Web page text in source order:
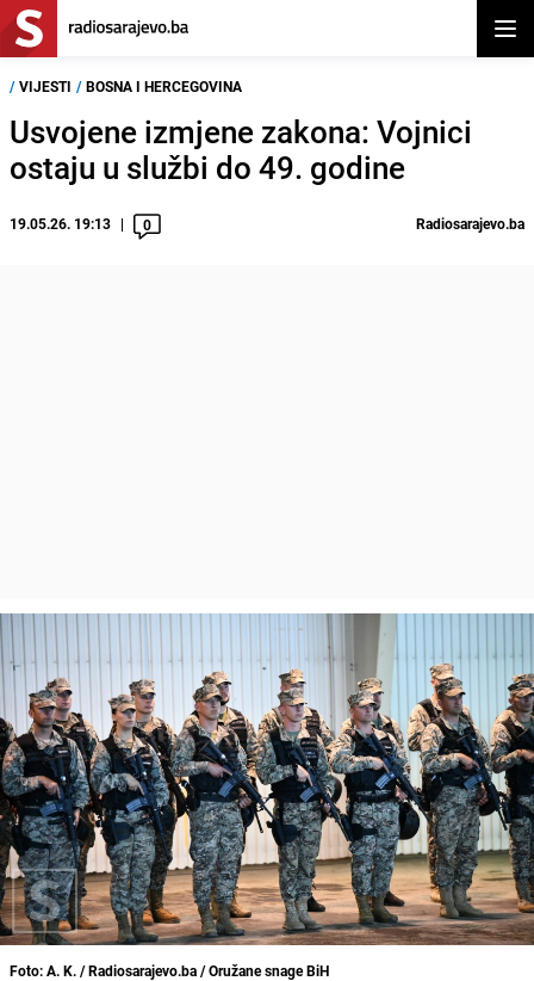
/ VIJESTI / BOSNA I HERCEGOVINA
Usvojene izmjene zakona: Vojnici
ostaju u službi do 49. godine
19.05.26. 19:13 0 Radiosarajevo.ba
Foto: A. K. / Radiosarajevo.ba / Oružane snage BiH